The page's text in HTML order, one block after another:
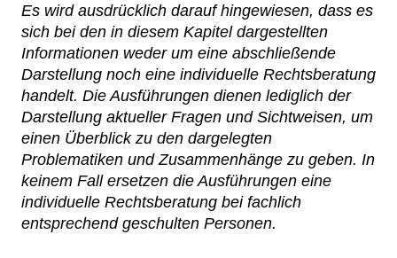
Netzwerke
Es wird ausdrücklich darauf hingewiesen, dass es
sich bei den in diesem Kapitel dargestellten
Informationen weder um eine abschließende
Darstellung noch eine individuelle Rechtsberatung
handelt. Die Ausführungen dienen lediglich der
Darstellung aktueller Fragen und Sichtweisen, um
einen Überblick zu den dargelegten
Problematiken und Zusammenhänge zu geben. In
keinem Fall ersetzen die Ausführungen eine
individuelle Rechtsberatung bei fachlich
entsprechend geschulten Personen.